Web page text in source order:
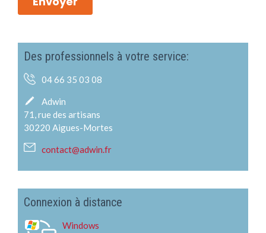
Des professionnels à votre service:
04 66 35 03 08
Adwin
71, rue des artisans
30220 Aigues-Mortes
contact@adwin.fr
Connexion à distance
Windows